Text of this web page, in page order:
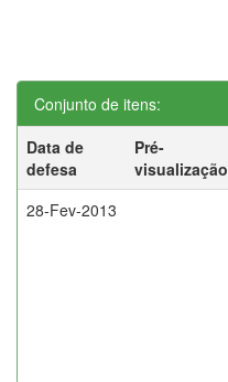
Conjunto de itens:
Data de
defesa
Pré-
visualização
28-Fev-2013